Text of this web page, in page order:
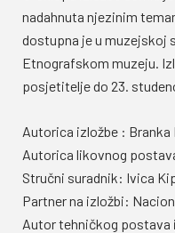
nadahnuta njezinim
dostupna je u muzejskoj
Etnografskom muzeju.
posjetitelje do 23.
Autorica izložbe : Branka
Autorica likovnog
Stručni suradnik: Ivica
Partner na izložbi:
Autor tehničkog postava